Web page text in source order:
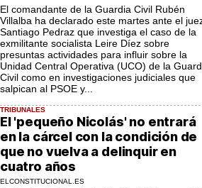
El comandante de la Guardia Civil Rubén
Villalba ha declarado este martes ante el
Santiago Pedraz que investiga el caso de la
exmilitante socialista Leire Díez sobre
presuntas actividades para influir sobre la
Unidad Central Operativa (UCO) de la
Civil como en investigaciones judiciales que
salpican al PSOE y...
TRIBUNALES
El 'pequeño Nicolás' no entrará
en la cárcel con la condición de
que no vuelva a delinquir en
cuatro años
ELCONSTITUCIONAL.ES